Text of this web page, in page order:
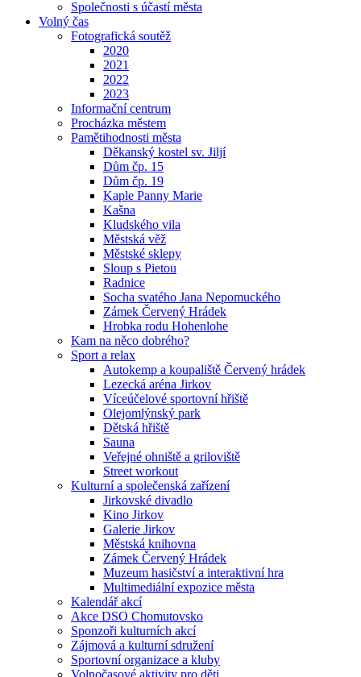
Společnosti s účastí města
Volný čas
Fotografická soutěž
2020
2021
2022
2023
Informační centrum
Procházka městem
Pamětihodnosti města
Děkanský kostel sv. Jiljí
Dům čp. 15
Dům čp. 19
Kaple Panny Marie
Kašna
Kludského vila
Městská věž
Městské sklepy
Sloup s Pietou
Radnice
Socha svatého Jana Nepomuckého
Zámek Červený Hrádek
Hrobka rodu Hohenlohe
Kam na něco dobrého?
Sport a relax
Autokemp a koupaliště Červený hrádek
Lezecká aréna Jirkov
Víceúčelové sportovní hřiště
Olejomlýnský park
Dětská hřiště
Sauna
Veřejné ohniště a griloviště
Street workout
Kulturní a společenská zařízení
Jirkovské divadlo
Kino Jirkov
Galerie Jirkov
Městská knihovna
Zámek Červený Hrádek
Muzeum hasičství a interaktivní hra
Multimediální expozice města
Kalendář akcí
Akce DSO Chomutovsko
Sponzoři kulturních akcí
Zájmová a kulturní sdružení
Sportovní organizace a kluby
Volnočasové aktivity pro děti